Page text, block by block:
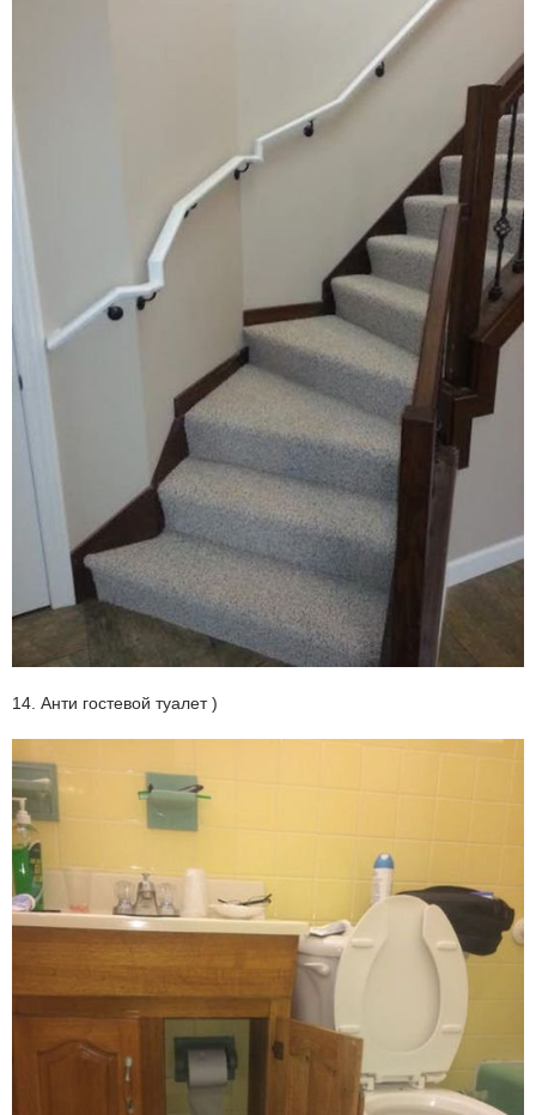
14. Анти гостевой туалет )